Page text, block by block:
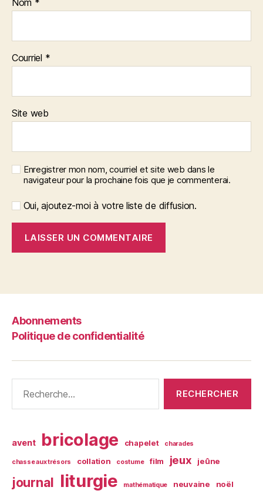
Nom *
Courriel *
Site web
Enregistrer mon nom, courriel et site web dans le
navigateur pour la prochaine fois que je commenterai.
Oui, ajoutez-moi à votre liste de diffusion.
Abonnements
Politique de confidentialité
avent bricolage chapelet charades
chasse aux trésors collation costume film jeux jeûne
journal liturgie mathématique neuvaine noël